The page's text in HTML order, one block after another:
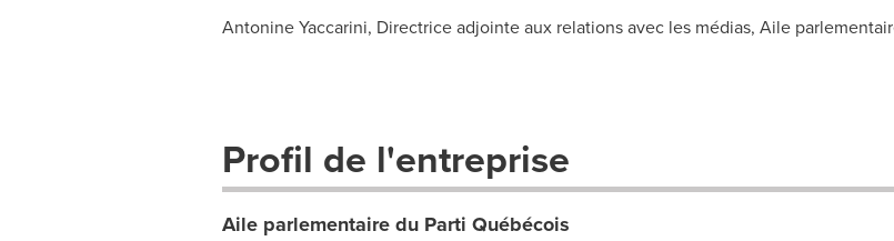
Antonine Yaccarini, Directrice adjointe aux relations avec les médias, Aile
Profil de l'entreprise
Aile parlementaire du Parti Québécois